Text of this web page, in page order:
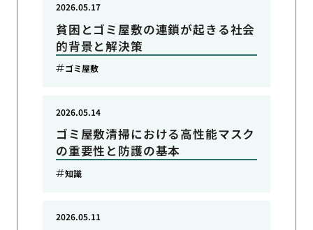
貧困とゴミ屋敷の連鎖が起きる社会
的背景と解決策
2026.05.17
ゴミ屋敷
ゴミ屋敷清掃における高性能マスク
の重要性と防護の基本
2026.05.14
知識
2026.05.11